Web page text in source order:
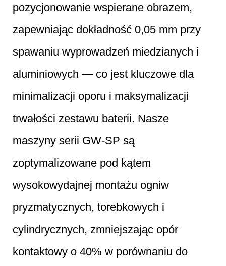
pozycjonowanie wspierane obrazem,
zapewniając dokładność 0,05 mm przy
spawaniu wyprowadzeń miedzianych i
aluminiowych — co jest kluczowe dla
minimalizacji oporu i maksymalizacji
trwałości zestawu baterii. Nasze
maszyny serii GW-SP są
zoptymalizowane pod kątem
wysokowydajnej montażu ogniw
pryzmatycznych, torebkowych i
cylindrycznych, zmniejszając opór
kontaktowy o 40% w porównaniu do